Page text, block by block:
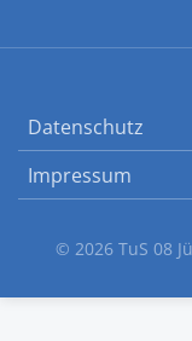
Datenschutz
Impressum
© 2026 TuS 08